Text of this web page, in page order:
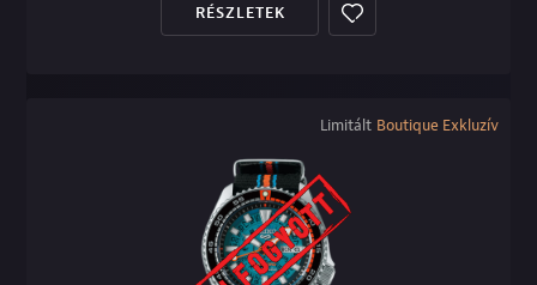
RÉSZLETEK
Limitált Boutique Exkluzív